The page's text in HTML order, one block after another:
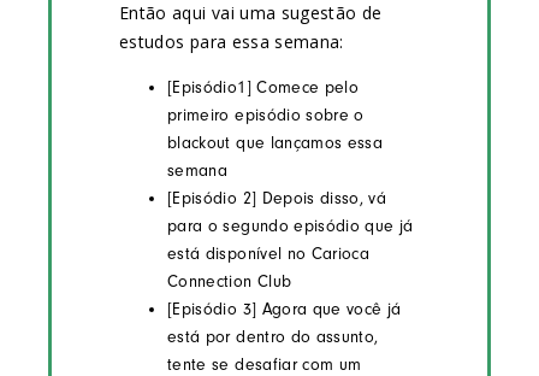
Então aqui vai uma sugestão de
estudos para essa semana:
[Episódio1] Comece pelo
primeiro episódio sobre o
blackout que lançamos essa
semana
[Episódio 2] Depois disso, vá
para o segundo episódio que já
está disponível no Carioca
Connection Club
[Episódio 3] Agora que você já
está por dentro do assunto,
tente se desafiar com um